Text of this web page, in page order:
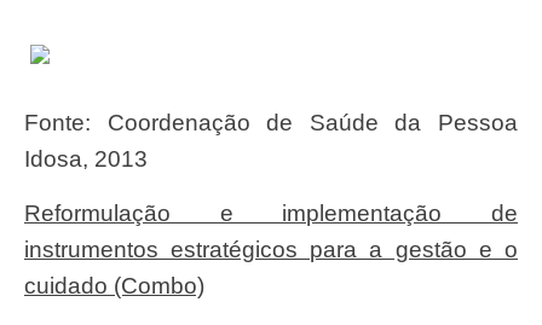
Fonte: Coordenação de Saúde da Pessoa
Idosa, 2013
Reformulação e implementação de
instrumentos estratégicos para a gestão e o
cuidado (Combo)